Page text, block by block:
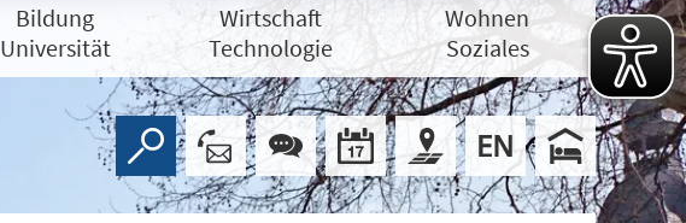
Bildung
Universität
Wirtschaft
Technologie
Wohnen
Soziales